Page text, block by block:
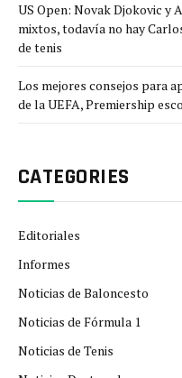
US Open: Novak Djokovic y
mixtos, todavía no hay
de tenis
Los mejores consejos para
de la UEFA, Premiership
CATEGORIES
Editoriales
Informes
Noticias de Baloncesto
Noticias de Fórmula 1
Noticias de Tenis